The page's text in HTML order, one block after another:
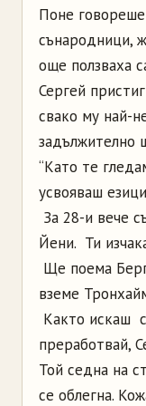
Поне
сънародници,
още ползваха
Сергей
свако му най-
задължително
“Като те
усвояваш
За 28-и вече
Йени. ­ Ти
Ще поема
вземе
Както искаш
преработвай,
Той седна на
се облегна.